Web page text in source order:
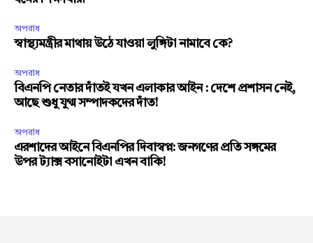
অপরাধ
স্বাস্থ্যমন্ত্রীর মাথায় উঠে যাওয়া লুঙ্গিটা নামাবে কে?
অপরাধ
বিএনপি নেতার দাঁতই যখন এলাকার আইন : দেশে প্রশাসন নেই,
আছে শুধু যুগ্ম সম্পাদকদের দাঁত!
অপরাধ
এরশাদের আইনে বিএনপির দিবাস্বপ্ন: জনগণের প্রতি সঙ্গমের
উপর ট্যাক্স বসানোইটা এখন বাকি!